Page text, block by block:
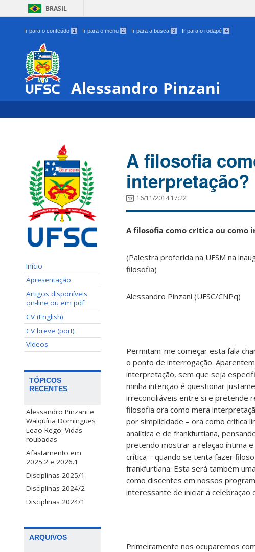
BRASIL
Ir para o conteúdo 1 Ir para o menu 2 Ir para a busca 3 Ir para o rodapé 4
Alessandro Pinzani
Início
Apresentação
Artigos disponíveis
on-line ou em pdf
CV (English)
CV breve (port)
Vídeos
TÓPICOS
RECENTES
Alessandro Pinzani e
Walquíria Domingues
Leão Rego: Vidas
roubadas
Afastamento em
2025.2 e 2026.1
Disciplinas 2025/1
Disciplinas 2024/2
Disciplinas 2024/1
ARQUIVOS
A filosofia
interpretação?
16/11/2014 17:22
A filosofia como crítica ou como
(Palestra proferida na UFSM na
filosofia)
Alessandro Pinzani (UFSC/CNPq)
Permitam-me começar esta fala
o ponto de interrogação.
interpretação, sem que seja
minha intenção é questionar
irreconciliáveis entre si e pretende
filosofia ora como mera
por simplicidade – ora como crítica
analítica e de frankfurtiana,
pretendo mostrar a relação íntima
crítica – quando se tenta fazer
frankfurtiana. Esta será também
como discentes em nossos
interessante de iniciar a celebração
Primeiramente nos ocuparemos